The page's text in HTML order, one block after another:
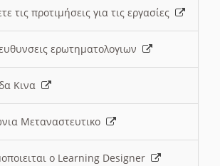
τις προτιμήσεις για τις εργασίες
ερωτηματολογιων
Κινα
Μεταναστευτικο
ο Learning Designer